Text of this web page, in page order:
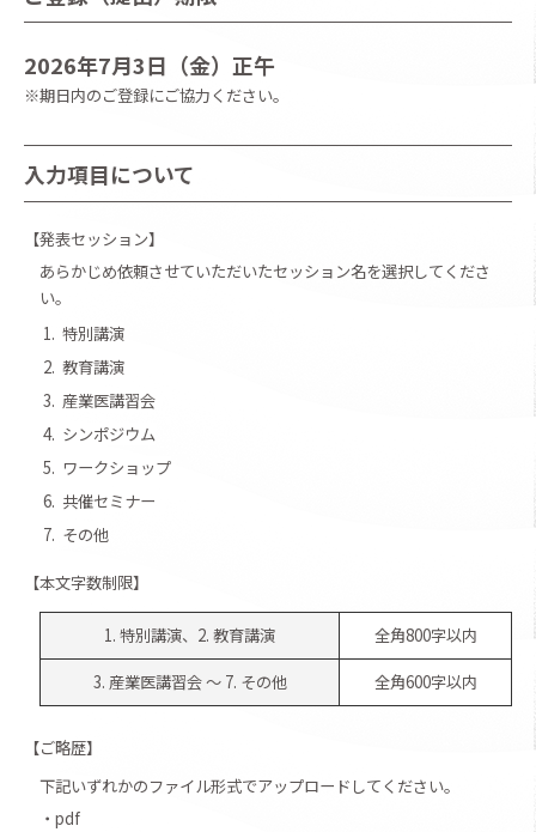
2026年7月3日（金）正午
※期日内のご登録にご協力ください。
入力項目について
【発表セッション】
あらかじめ依頼させていただいたセッション名を選択してくださ
い。
1. 特別講演
2. 教育講演
3. 産業医講習会
4. シンポジウム
5. ワークショップ
6. 共催セミナー
7. その他
【本文字数制限】
1. 特別講演、2. 教育講演 全角800字以内
3. 産業医講習会 ～ 7. その他 全角600字以内
【ご略歴】
下記いずれかのファイル形式でアップロードしてください。
・pdf